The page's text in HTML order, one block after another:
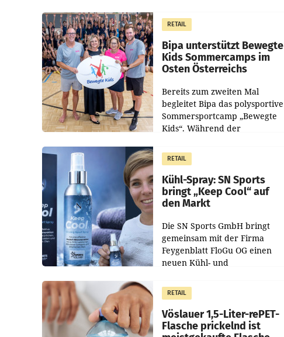
im Justizministerium, Christian
Pilnacek, auf sensible
RETAIL
Bipa unterstützt Bewegte
Kids Sommercamps im
Osten Österreichs
Bereits zum zweiten Mal
begleitet Bipa das polysportive
Sommersportcamp „Bewegte
Kids“. Während der
Juli und August versorgt das
Unternehmen Kinder sowie
RETAIL
Kühl-Spray: SN Sports
bringt „Keep Cool“ auf
den Markt
Die SN Sports GmbH bringt
gemeinsam mit der Firma
Feygenblatt FloGu OG einen
neuen Kühl- und
Markt. Das Produkt namens
„Keep Cool“ ist zu 100 Prozent
RETAIL
Vöslauer 1,5-Liter-rePET-
Flasche prickelnd ist